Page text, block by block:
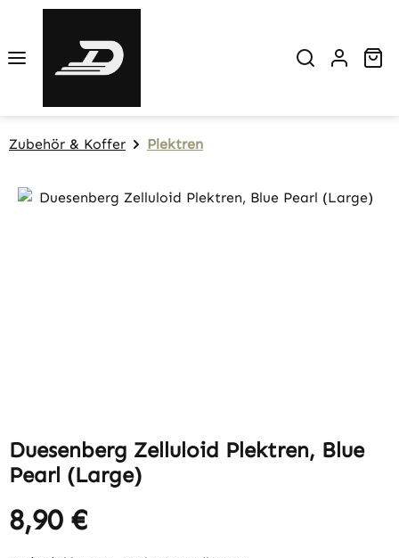
Zubehör & Koffer Plektren
Bildergalerie überspringen
Duesenberg Zelluloid Plektren, Blue
Pearl (Large)
Regulärer Preis:
8,90 €